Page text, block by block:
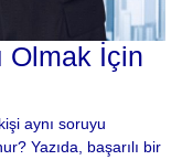
Olmak İçin
aynı soruyu
Yazıda, başarılı bir